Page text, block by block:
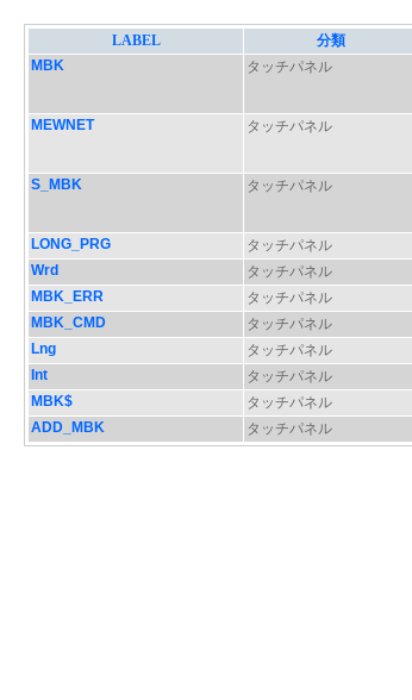
LABEL 分類
MBK
タッチパネル
MEWNET タッチパネル
S_MBK タッチパネル
LONG_PRG タッチパネル
Wrd
タッチパネル
MBK_ERR
タッチパネル
MBK_CMD
タッチパネル
Lng
タッチパネル
Int
タッチパネル
MBK$
タッチパネル
ADD_MBK
タッチパネル